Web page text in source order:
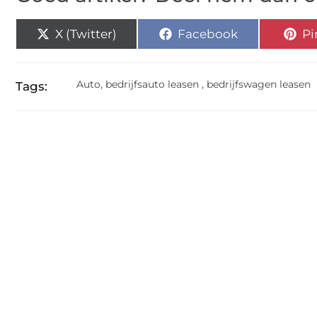
X (Twitter) Facebook
Tags: Auto, bedrijfsauto leasen , bedrijfswagen leasen